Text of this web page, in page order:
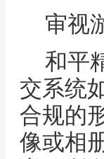
审视
和平
交系统
合规的
像或相